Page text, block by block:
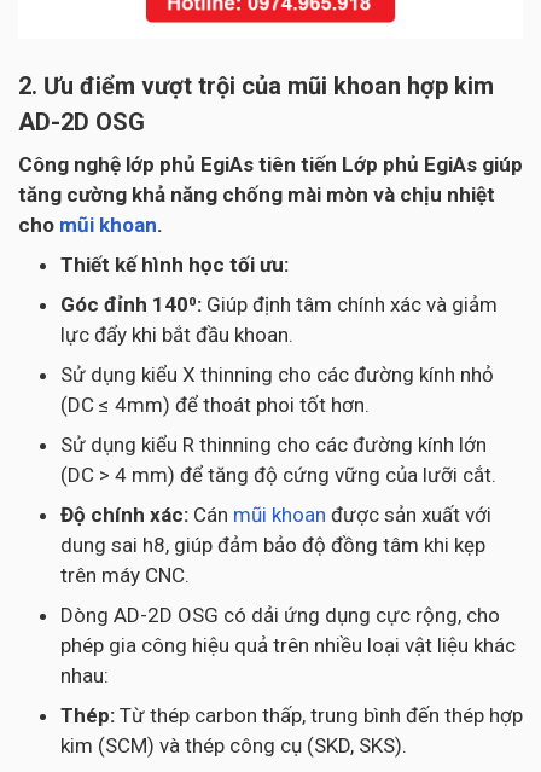
2. Ưu điểm vượt trội của mũi khoan hợp kim
AD-2D OSG
Công nghệ lớp phủ EgiAs tiên tiến Lớp phủ EgiAs giúp
tăng cường khả năng chống mài mòn và chịu nhiệt
cho mũi khoan.
Thiết kế hình học tối ưu:
Góc đỉnh 140⁰: Giúp định tâm chính xác và giảm
lực đẩy khi bắt đầu khoan.
Sử dụng kiểu X thinning cho các đường kính nhỏ
(DC ≤ 4mm) để thoát phoi tốt hơn.
Sử dụng kiểu R thinning cho các đường kính lớn
(DC > 4 mm) để tăng độ cứng vững của lưỡi cắt.
Độ chính xác: Cán mũi khoan được sản xuất với
dung sai h8, giúp đảm bảo độ đồng tâm khi kẹp
trên máy CNC.
Dòng AD-2D OSG có dải ứng dụng cực rộng, cho
phép gia công hiệu quả trên nhiều loại vật liệu khác
nhau:
Thép: Từ thép carbon thấp, trung bình đến thép hợp
kim (SCM) và thép công cụ (SKD, SKS).